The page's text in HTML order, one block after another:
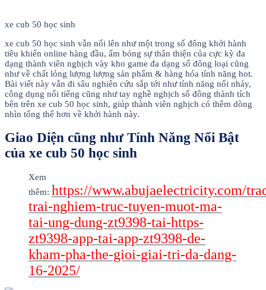
xe cub 50 học sinh
xe cub 50 học sinh vẫn nổi lên như một trong số đông khởi hành
tiêu khiển online hàng đầu, ấm bỏng sự thân thiện của cực kỳ đa
dạng thành viên nghịch vày kho game đa dạng số đông loại cũng
như về chất lỏng lượng lượng sản phẩm & hàng hóa tính năng hot.
Bài viết này vẫn đi sâu nghiên cứu sắp tới như tính năng nổi nhảy,
công dụng nổi tiếng cũng như tay nghề nghịch số đông thành tích
bên trên xe cub 50 học sinh, giúp thành viên nghịch có thêm dòng
nhìn tổng thể hơn về khởi hành này.
Giao Diện cũng như Tính Năng Nổi Bật
của xe cub 50 học sinh
Xem
thêm: https://www.abujaelectricity.com/
trai-nghiem-truc-tuyen-muot-ma-
tai-ung-dung-zt9398-tai-https-
zt9398-app-tai-app-zt9398-de-
kham-pha-the-gioi-giai-tri-da-dang-
16-2025/